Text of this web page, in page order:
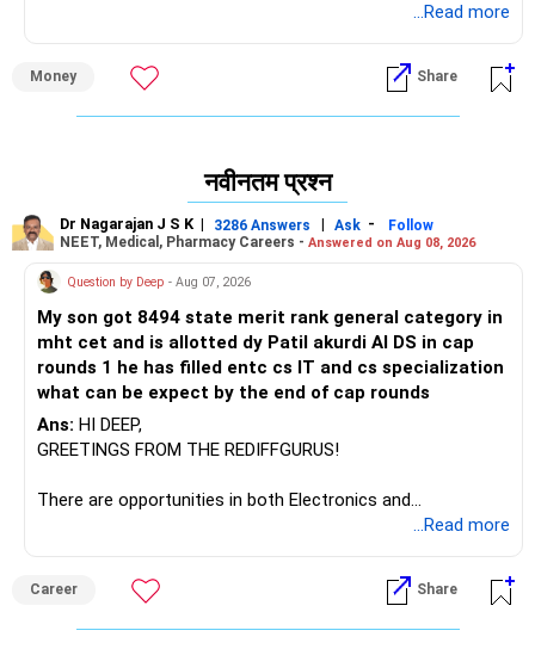
प्रमोटर्स होल्डिंग > 50%
इक्विटी पर ऋण < 1
...Read more
Money Share
नवीनतम प्रश्न
Dr Nagarajan J S K | 3286 Answers | Ask -
Follow
NEET, Medical, Pharmacy Careers - Answered on Aug 08, 2026
Question by Deep - Aug 07, 2026
My son got 8494 state merit rank general category in
mht cet and is allotted dy Patil akurdi AI DS in cap
rounds 1 he has filled entc cs IT and cs specialization
what can be expect by the end of cap rounds
Ans: HI DEEP,
GREETINGS FROM THE REDIFFGURUS!
There are opportunities in both Electronics and
Telecommunications (EnTC) and Information Technology
than IT. The choice is yours. Given that the field is
constantly evolving, you must be ready to accept various
challenges after graduation. Additionally, consider pursuing
...Read more
Career Share